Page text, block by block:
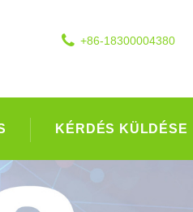
+86-18300004380
KÉRDÉS KÜLDÉSE